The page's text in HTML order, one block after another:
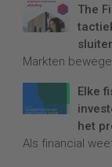
The
Markten
Elke
het
Als financial